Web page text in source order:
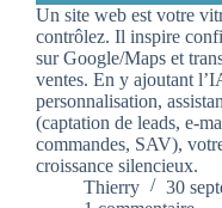
Un site web est votre
contrôlez. Il inspire
sur Google/Maps et
ventes. En y ajoutant
personnalisation,
(captation de leads,
commandes, SAV),
croissance silencieux.
Thierry
30